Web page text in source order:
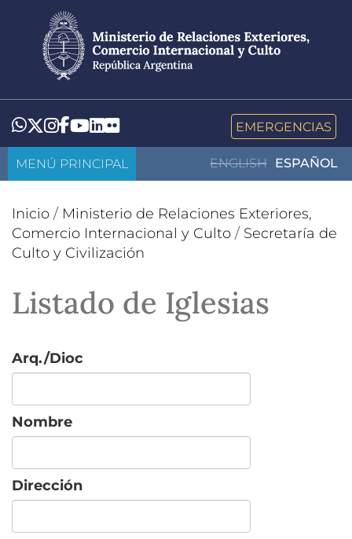
contenido
principal
Whatsapp
Twitter
Instagram
Facebook
YouTube
LinkedIn
Flickr EMERGENCIAS
ENGLISH ESPAÑOL
MENÚ PRINCIPAL
Inicio / Ministerio de Relaciones Exteriores,
Comercio Internacional y Culto / Secretaría de
Culto y Civilización
Listado de Iglesias
Arq./Dioc
Nombre
Dirección